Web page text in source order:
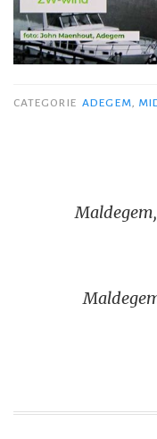
CATEGORIE ADEGEM,
navigatie